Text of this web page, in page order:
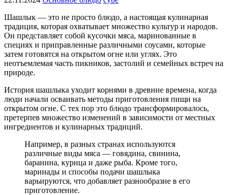
Шашлык — это не просто блюдо, а настоящая кулинарная
традиция, которая охватывает множество культур и народов.
Он представляет собой кусочки мяса, маринованные в
специях и приправленные различными соусами, которые
затем готовятся на открытом огне или углях. Это
неотъемлемая часть пикников, застолий и семейных встреч на
природе.
История шашлыка уходит корнями в древние времена, когда
люди начали осваивать методы приготовления пищи на
открытом огне. С тех пор это блюдо трансформировалось,
претерпев множество изменений в зависимости от местных
ингредиентов и кулинарных традиций.
Например, в разных странах используются
различные виды мяса — говядина, свинина,
баранина, курица и даже рыба. Кроме того,
маринады и способы подачи шашлыка
варьируются, что добавляет разнообразие в его
приготовление.